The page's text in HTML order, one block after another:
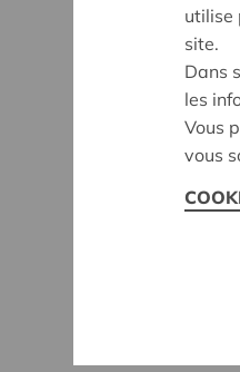
utilise
site.
Dans
les
Vous
vous